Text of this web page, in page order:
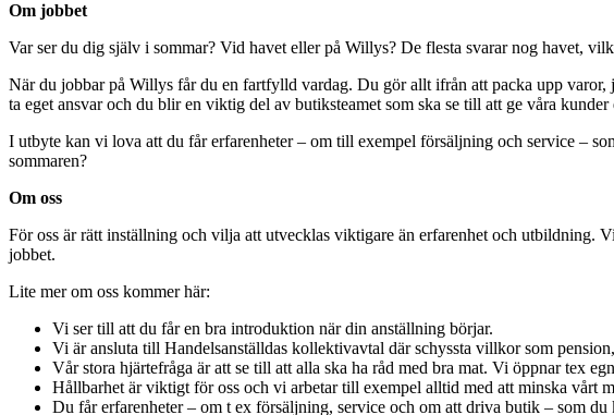
Om jobbet
Var ser du dig själv i sommar? Vid havet eller på Willys? De flesta svarar nog havet,
När du jobbar på Willys får du en fartfylld vardag. Du gör allt ifrån att packa upp
ta eget ansvar och du blir en viktig del av butiksteamet som ska se till att ge våra
I utbyte kan vi lova att du får erfarenheter – om till exempel försäljning och service –
sommaren?
Om oss
För oss är rätt inställning och vilja att utvecklas viktigare än erfarenhet och utbildning.
jobbet.
Lite mer om oss kommer här:
Vi ser till att du får en bra introduktion när din anställning börjar.
Vi är ansluta till Handelsanställdas kollektivavtal där schyssta villkor som
Vår stora hjärtefråga är att se till att alla ska ha råd med bra mat. Vi öppnar tex
Hållbarhet är viktigt för oss och vi arbetar till exempel alltid med att minska vårt
Du får erfarenheter – om t ex försäljning, service och om att driva butik – som